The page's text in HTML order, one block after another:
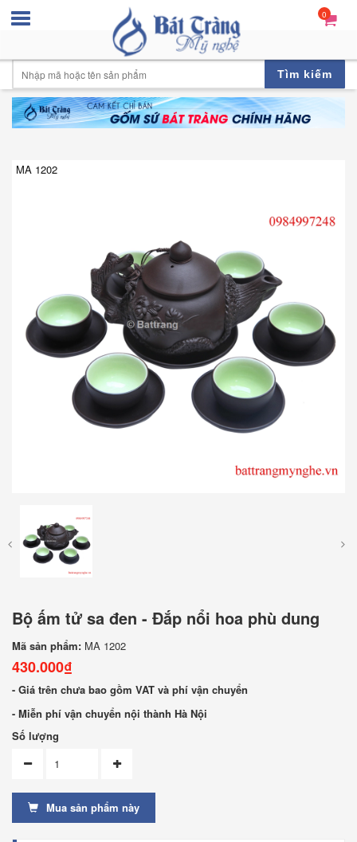
0
Tìm kiếm
MA 1202
Bộ ấm tử sa đen - Đắp nổi hoa phù dung
Mã sản phẩm: MA 1202
430.000₫
- Giá trên chưa bao gồm VAT và phí vận chuyển
- Miễn phí vận chuyển nội thành Hà Nội
Số lượng
Mua sản phẩm này